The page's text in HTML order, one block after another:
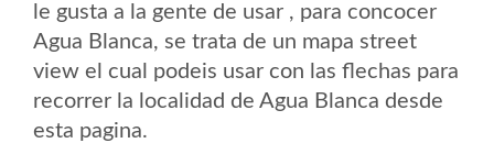
le gusta a la gente de usar , para concocer
Agua Blanca, se trata de un mapa street
view el cual podeis usar con las flechas para
recorrer la localidad de Agua Blanca desde
esta pagina.